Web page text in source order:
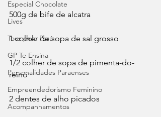
Especial Chocolate
Lives
Tour pelo Pará
GP Te Ensina
Personalidades Paraenses
Empreendedorismo Feminino
Acompanhamentos
500g de bife de alcatra
1 colher de sopa de sal grosso
1/2 colher de sopa de pimenta-do-
reino
2 dentes de alho picados